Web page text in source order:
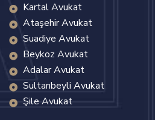
Kartal Avukat
Ataşehir Avukat
Suadiye Avukat
Beykoz Avukat
Adalar Avukat
Sultanbeyli Avukat
Şile Avukat